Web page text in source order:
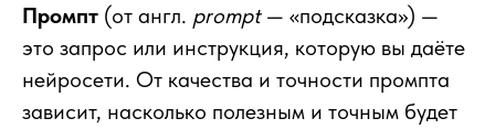
Промпт (от англ. prompt— «подсказка») —
это запрос или инструкция, которую вы даёте
нейросети. От качества и точности промпта
зависит, насколько полезным и точным будет